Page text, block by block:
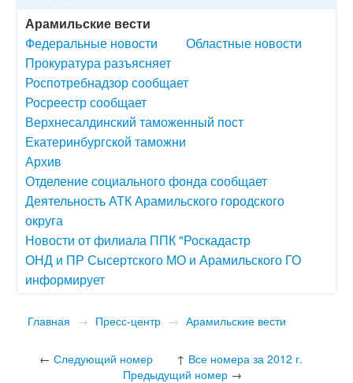
Арамильские вести
Федеральные новости
Областные новости
Прокуратура разъясняет
Роспотребнадзор сообщает
Росреестр сообщает
Верхнесалдинский таможенный пост
Екатеринбургской таможни
Архив
Отделение социального фонда сообщает
Деятельность АТК Арамильского городского
округа
Новости от филиала ППК "Роскадастр
ОНД и ПР Сысертского МО и Арамильского ГО
информирует
Главная → Пресс-центр → Арамильские вести
← Следующий номер ↑ Все номера за 2012 г.
Предыдущий номер →